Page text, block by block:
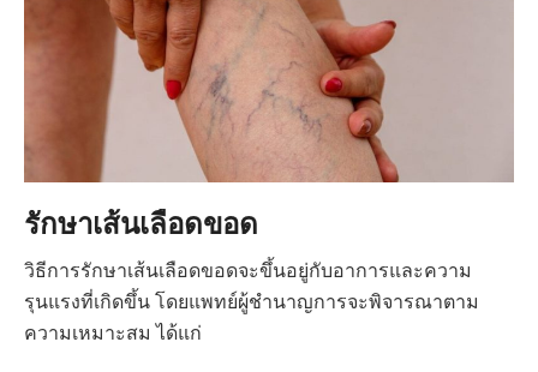
รักษาเส้นเลือดขอด
วิธีการรักษาเส้นเลือดขอดจะขึ้นอยู่กับอาการและความ
รุนแรงที่เกิดขึ้น โดยแพทย์ผู้ชำนาญการจะพิจารณาตาม
ความเหมาะสม ได้แก่